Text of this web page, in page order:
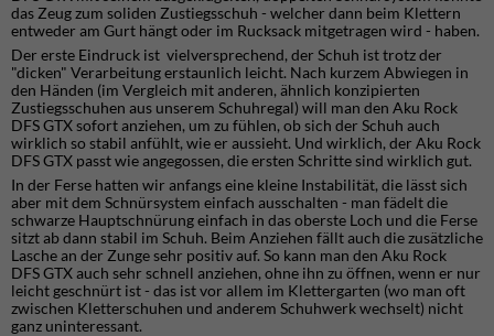
das Zeug zum soliden Zustiegsschuh - welcher dann beim Klettern
entweder am Gurt hängt oder im Rucksack mitgetragen wird - haben.
Der erste Eindruck ist vielversprechend, der Schuh ist trotz der
"dicken" Verarbeitung erstaunlich leicht. Nach kurzem Abwiegen in
den Händen (im Vergleich mit anderen, ähnlich konzipierten
Zustiegsschuhen aus unserem Schuhregal) will man den Aku Rock
DFS GTX sofort anziehen, um zu fühlen, ob sich der Schuh auch
wirklich so stabil anfühlt, wie er aussieht. Und wirklich, der Aku Rock
DFS GTX passt wie angegossen, die ersten Schritte sind wirklich gut.
In der Ferse hatten wir anfangs eine kleine Instabilität, die lässt sich
aber mit dem Schnürsystem einfach ausschalten - man fädelt die
schwarze Hauptschnürung einfach in das oberste Loch und die Ferse
sitzt ab dann stabil im Schuh. Beim Anziehen fällt auch die zusätzliche
Lasche an der Zunge sehr positiv auf. So kann man den Aku Rock
DFS GTX auch sehr schnell anziehen, ohne ihn zu öffnen, wenn er nur
leicht geschnürt ist - das ist vor allem im Klettergarten (wo man oft
zwischen Kletterschuhen und anderem Schuhwerk wechselt) nicht
ganz uninteressant.